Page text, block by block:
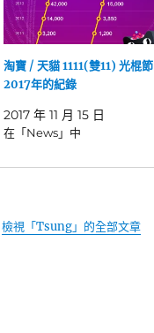
淘寶 / 天貓 1111(雙11) 光棍節
2017年的紀錄
2017 年 11 月 15 日
在「News」中
檢視「Tsung」的全部文章